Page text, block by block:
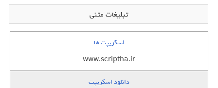
تبلیغات متنی
اسکریپت ها
www.scriptha.ir
دانلود اسکریپت